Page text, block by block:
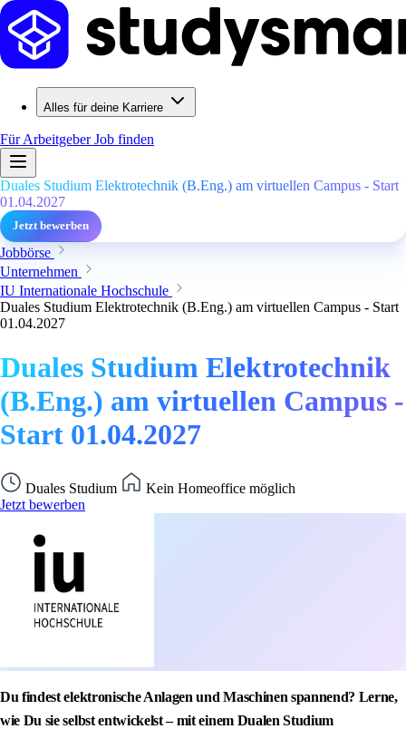
Alles für deine Karriere
Für ArbeitgeberJob finden
Duales Studium Elektrotechnik (B.Eng.) am virtuellen Campus - Start
01.04.2027
Jetzt bewerben
Jobbörse
Unternehmen
IU Internationale Hochschule
Duales Studium Elektrotechnik (B.Eng.) am virtuellen Campus - Start
01.04.2027
Duales Studium Elektrotechnik
(B.Eng.) am virtuellen Campus -
Start 01.04.2027
Duales Studium
Kein Homeoffice möglich
Jetzt bewerben
Du findest elektronische Anlagen und Maschinen spannend? Lerne,
wie Du sie selbst entwickelst – mit einem Dualen Studium